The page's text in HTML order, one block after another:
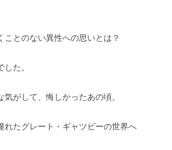
とのない異性への思いとは？
た。
がして、悔しかったあの頃。
れたグレート・ギャツビーの世界へ